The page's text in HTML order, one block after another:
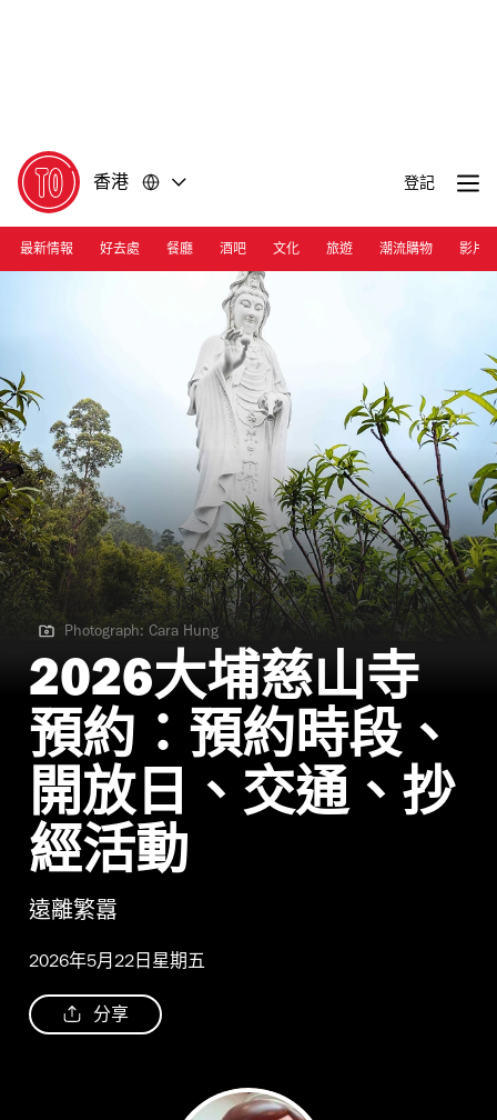
香港 登記
最新情報 好去處 餐廳 酒吧 文化 旅遊 潮流購物 影片
Photograph: Cara Hung
Photograph: Cara Hung
2026大埔慈山寺
預約：預約時段、
開放日、交通、抄
經活動
遠離繁囂
2026年5月22日星期五
分享